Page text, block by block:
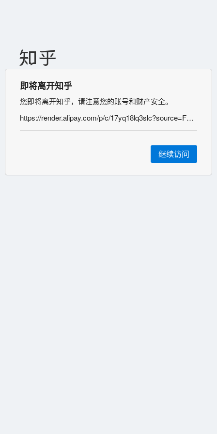
即将离开知乎
您即将离开知乎，请注意您的账号和财产安全。
https://render.alipay.com/p/c/17yq18lq3slc?source=FENGKOU_CAIJING
继续访问